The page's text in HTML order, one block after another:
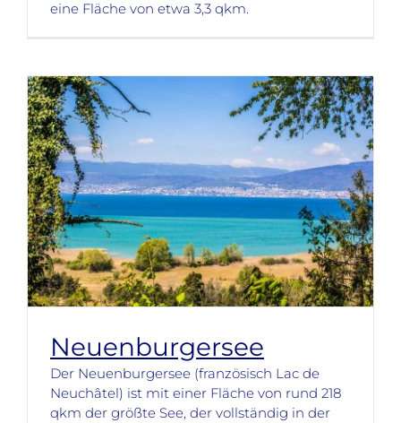
eine Fläche von etwa 3,3 qkm.
Neuenburgersee
Der Neuenburgersee (französisch Lac de
Neuchâtel) ist mit einer Fläche von rund 218
qkm der größte See, der vollständig in der